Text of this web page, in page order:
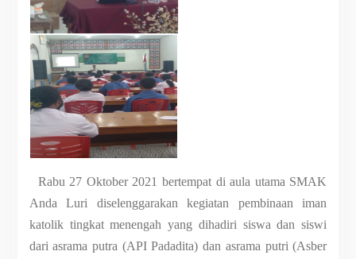
Rabu 27 Oktober 2021 bertempat di aula utama SMAK
Anda Luri diselenggarakan kegiatan pembinaan iman
katolik tingkat menengah yang dihadiri siswa dan siswi
dari asrama putra (API Padadita) dan asrama putri (Asber